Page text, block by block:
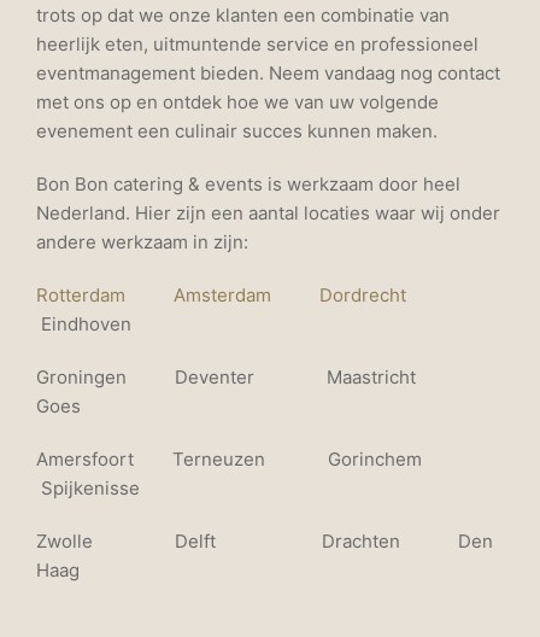
trots op dat we onze klanten een combinatie van
heerlijk eten, uitmuntende service en professioneel
eventmanagement bieden. Neem vandaag nog contact
met ons op en ontdek hoe we van uw volgende
evenement een culinair succes kunnen maken.
Bon Bon catering & events is werkzaam door heel
Nederland. Hier zijn een aantal locaties waar wij onder
andere werkzaam in zijn:
Rotterdam Amsterdam
Dordrecht
Eindhoven
Groningen Deventer Maastricht
Goes
Amersfoort Terneuzen Gorinchem
Spijkenisse
Zwolle Delft Drachten Den
Haag